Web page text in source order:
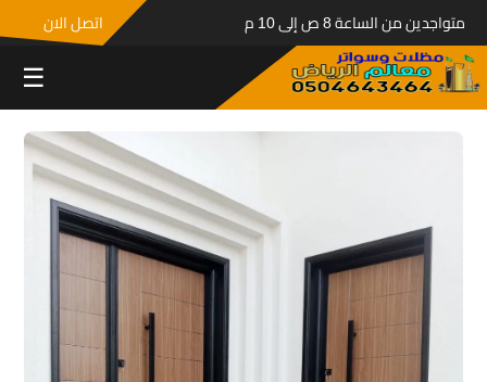
متواجدين من الساعة 8 ص إلى 10 م اتصل الان
☰